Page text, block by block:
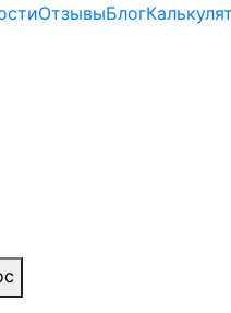
ОтзывыБлог